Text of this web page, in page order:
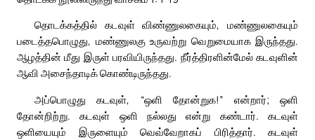
தொடக்கத்தில் கடவுள் விண்ணுலகையும், மண்ணுலகையும்
படைத்தபொழுது, மண்ணுலகு உருவற்று வெறுமையாக இருந்தது.
ஆழத்தின் மீது இருள் பரவியிருந்தது. நீர்த்திரளின்மேல் கடவுளின்
ஆவி அசைந்தாடிக் கொண்டிருந்தது.
அப்பொழுது கடவுள், “ஒளி தோன்றுக!” என்றார்; ஒளி
தோன்றிற்று. கடவுள் ஒளி நல்லது என்று கண்டார். கடவுள்
ஒளியையும் இருளையும் வெவ்வேறாகப் பிரித்தார். கடவுள்